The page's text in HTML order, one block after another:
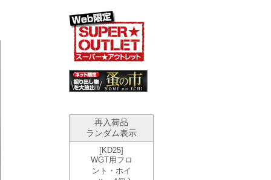
再入荷品
ランダム表示